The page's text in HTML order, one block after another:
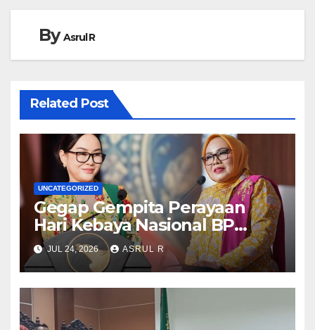
ByAsrul R
Related Post
UNCATEGORIZED
Gegap Gempita Perayaan
Hari Kebaya Nasional BP
Batam
JUL 24, 2026 ASRUL R